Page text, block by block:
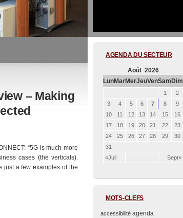
– Making
“5G is much more
cases (the verticals).
just a few examples of the
AGENDA DU SECTEUR
Août 2026
LunMarMerJeuVenSam Dim
«Juil Sept»
1
2
3
4 5 6 7 8
9
10
11 12 13 14 15
16
17
18 19 20 21 22
23
24
25 26 27 28 29
30
31
MOTS-CLEFS
accessibilité agenda